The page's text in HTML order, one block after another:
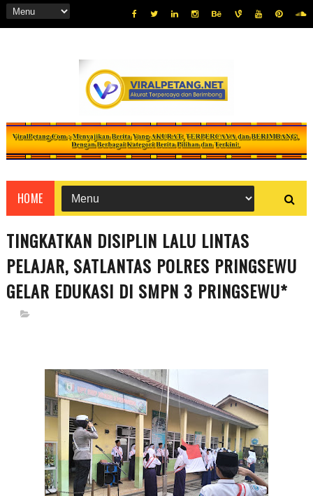
HOME
TINGKATKAN DISIPLIN LALU LINTAS
PELAJAR, SATLANTAS POLRES PRINGSEWU
GELAR EDUKASI DI SMPN 3 PRINGSEWU*